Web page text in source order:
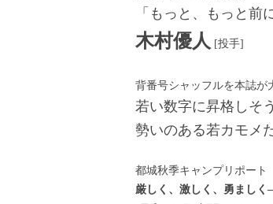
「もっと、もっと前
木村優人 [投手]
背番号シャッフルを本誌が
若い数字に昇格しそ
勢いのある若カモメ
都城秋季キャンプリポート
厳しく、激しく、勇まし